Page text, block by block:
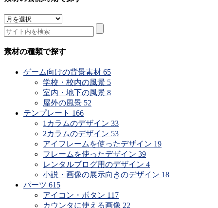
素
材
の
公
素材の種類で探す
ゲーム向けの背景素材 65
学校・校内の風景 5
室内・地下の風景 8
屋外の風景 52
テンプレート 166
1カラムのデザイン 33
2カラムのデザイン 53
アイフレームを使ったデザイン 19
フレームを使ったデザイン 39
レンタルブログ用のデザイン 4
小説・画像の展示向きのデザイン 18
パーツ 615
アイコン・ボタン 117
カウンタに使える画像 22